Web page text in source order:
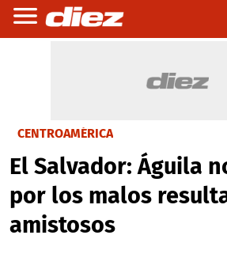
CENTROAMÉRICA
El Salvador: Águila
por los malos
amistosos